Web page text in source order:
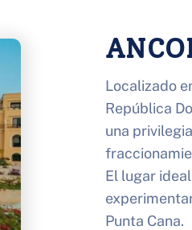
Localizado
República
una
El lugar
Punta Cana.